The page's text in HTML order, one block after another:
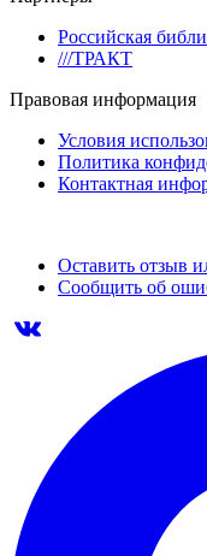
Российская
///ТРАКТ
Правовая информация
Условия
Политика
Контактная
Оставить отзыв
Сообщить об